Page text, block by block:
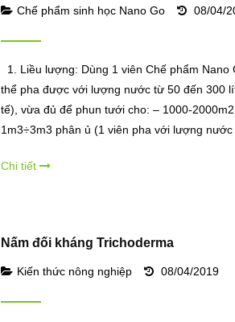
Chế phẩm sinh học Nano Go 08/04/
1. Liều lượng: Dùng 1 viên Chế phẩm Nano
thể pha được với lượng nước từ 50 đến 300
tế), vừa đủ để phun tưới cho: – 1000-
1m3÷3m3 phân ủ (1 viên pha với lượng
Chi tiết
Nấm đối kháng Trichoderma
Kiến thức nông nghiệp 08/04/2019